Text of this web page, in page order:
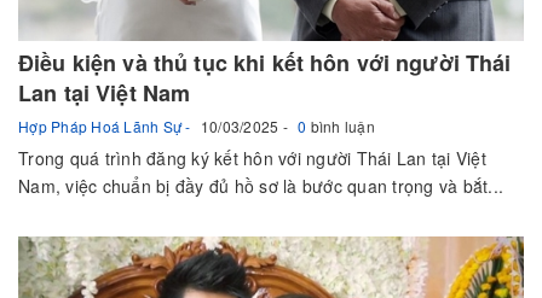
Điều kiện và thủ tục khi kết hôn với người Thái
Lan tại Việt Nam
Hợp Pháp Hoá Lãnh Sự 10/03/2025 0 bình luận
Trong quá trình đăng ký kết hôn với người Thái Lan tại Việt
Nam, việc chuẩn bị đầy đủ hồ sơ là bước quan trọng và bắt...